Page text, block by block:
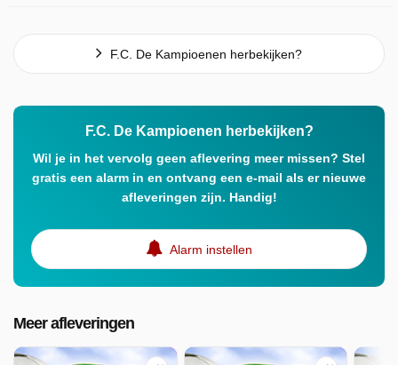
F.C. De Kampioenen herbekijken?
F.C. De Kampioenen herbekijken?
Wil je in het vervolg geen aflevering meer missen? Stel
gratis een alarm in en ontvang een e-mail als er nieuwe
afleveringen zijn. Handig!
Alarm instellen
Meer afleveringen